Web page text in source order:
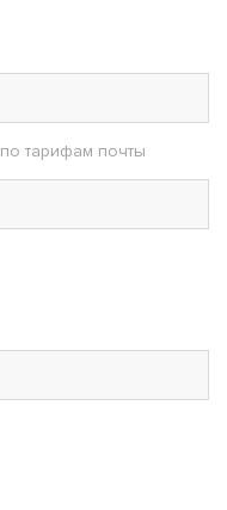
по тарифам почты